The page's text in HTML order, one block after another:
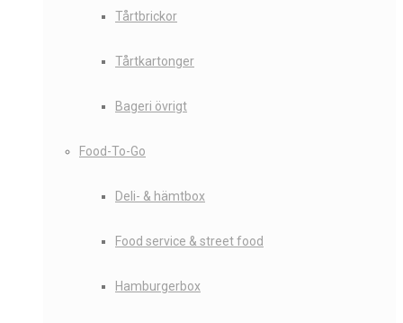
Tårtbrickor
Tårtkartonger
Bageri övrigt
Food-To-Go
Deli- & hämtbox
Food service & street food
Hamburgerbox